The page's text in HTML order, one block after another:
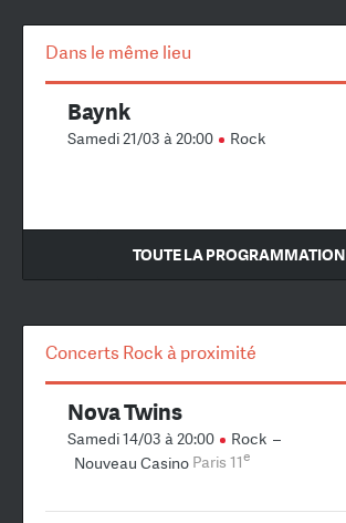
Dans le même lieu
Baynk
Samedi 21/03 à 20:00 Rock
TOUTE LA PROGRAMMATION
Concerts Rock à proximité
Nova Twins
Samedi 14/03 à 20:00 Rock –
Nouveau Casino Paris 11e